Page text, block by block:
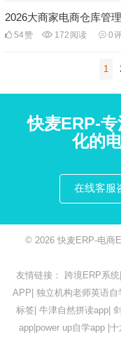
2026大商家电商仓库管
54赞 172 阅读 0
分
1
快麦ERP-
化的
在线客服
© 2026 快麦ERP-电商
友情链接： 跨境ERP系统
APP 独立机构老师英语自
标签 牛津自然拼读app
app| power up自学app| 十